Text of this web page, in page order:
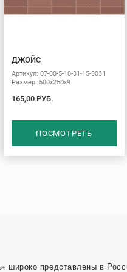
ДЖОЙС
Артикул: 07-00-5-10-31-15-3031
Размер: 500х250х9
165,00 РУБ.
ПОСМОТРЕТЬ
широко представлены в